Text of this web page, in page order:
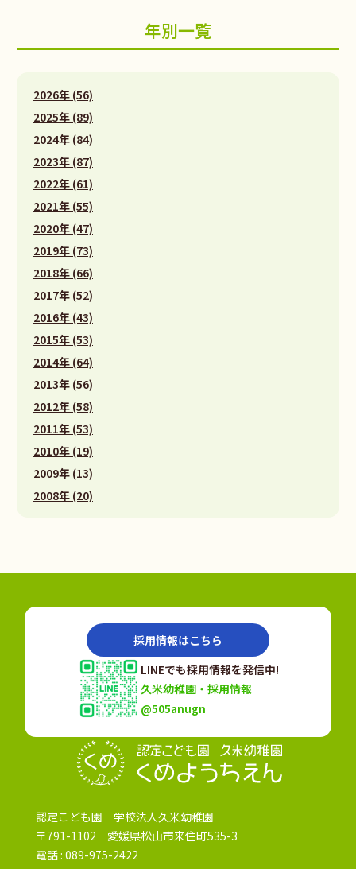
年別一覧
2026年 (56)
2025年 (89)
2024年 (84)
2023年 (87)
2022年 (61)
2021年 (55)
2020年 (47)
2019年 (73)
2018年 (66)
2017年 (52)
2016年 (43)
2015年 (53)
2014年 (64)
2013年 (56)
2012年 (58)
2011年 (53)
2010年 (19)
2009年 (13)
2008年 (20)
認定こども園 学校法人久米幼稚園
〒791-1102 愛媛県松山市来住町535-3
電話 : 089-975-2422
採用情報はこちら
LINEでも採用情報を発信中!
久米幼稚園・採用情報
@505anugn